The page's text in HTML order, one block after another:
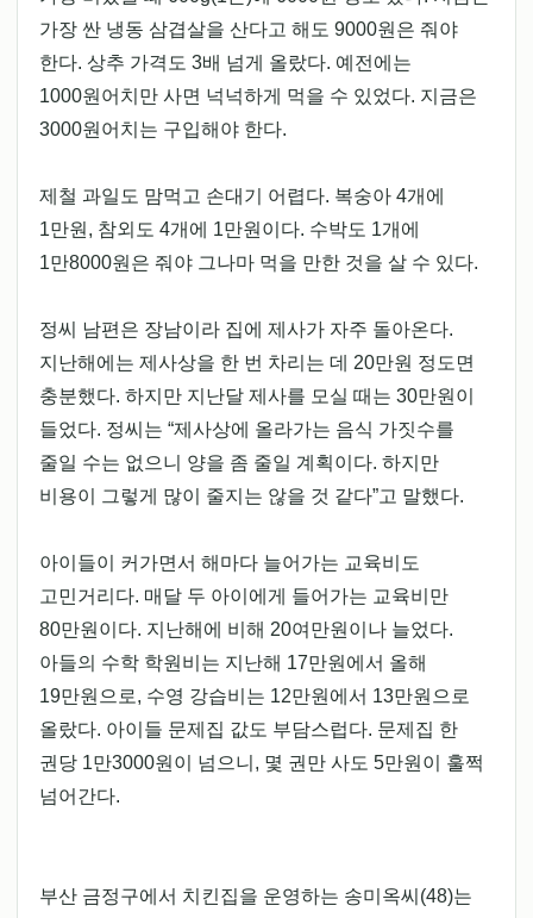
가장 싼 냉동 삼겹살을 산다고 해도 9000원은 줘야
한다. 상추 가격도 3배 넘게 올랐다. 예전에는
1000원어치만 사면 넉넉하게 먹을 수 있었다. 지금은
3000원어치는 구입해야 한다.
제철 과일도 맘먹고 손대기 어렵다. 복숭아 4개에
1만원, 참외도 4개에 1만원이다. 수박도 1개에
1만8000원은 줘야 그나마 먹을 만한 것을 살 수 있다.
정씨 남편은 장남이라 집에 제사가 자주 돌아온다.
지난해에는 제사상을 한 번 차리는 데 20만원 정도면
충분했다. 하지만 지난달 제사를 모실 때는 30만원이
들었다. 정씨는 “제사상에 올라가는 음식 가짓수를
줄일 수는 없으니 양을 좀 줄일 계획이다. 하지만
비용이 그렇게 많이 줄지는 않을 것 같다”고 말했다.
아이들이 커가면서 해마다 늘어가는 교육비도
고민거리다. 매달 두 아이에게 들어가는 교육비만
80만원이다. 지난해에 비해 20여만원이나 늘었다.
아들의 수학 학원비는 지난해 17만원에서 올해
19만원으로, 수영 강습비는 12만원에서 13만원으로
올랐다. 아이들 문제집 값도 부담스럽다. 문제집 한
권당 1만3000원이 넘으니, 몇 권만 사도 5만원이 훌쩍
넘어간다.
부산 금정구에서 치킨집을 운영하는 송미옥씨(48)는